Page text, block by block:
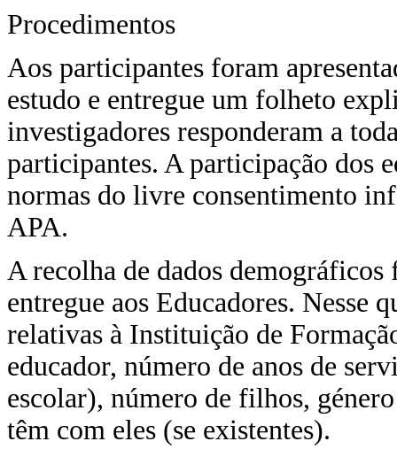
Procedimentos
Aos participantes foram
estudo e entregue um folheto
investigadores responderam a
participantes. A participação dos
normas do livre consentimento
APA.
A recolha de dados
entregue aos Educadores. Nesse
relativas à Instituição de
educador, número de anos de
escolar), número de filhos,
têm com eles (se existentes).